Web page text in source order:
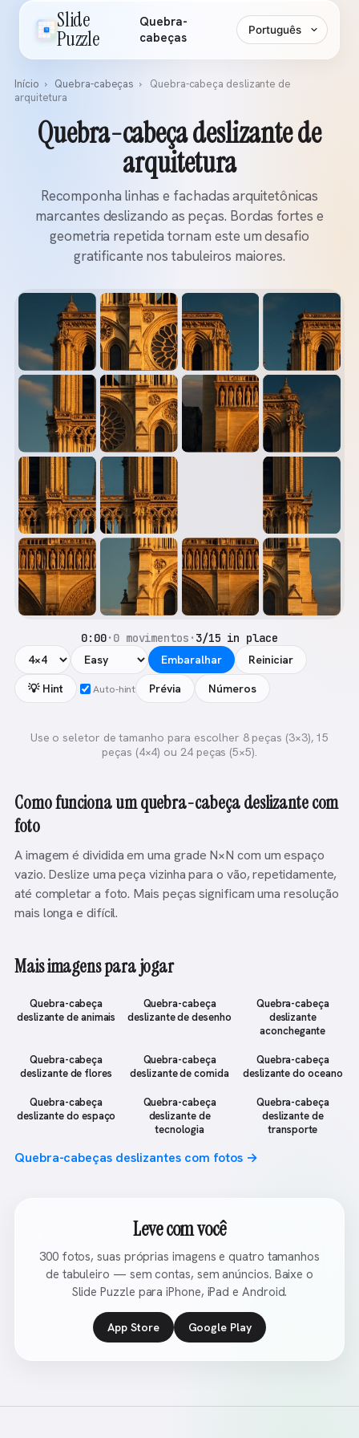
Slide
Puzzle
Quebra-
cabeças
Idioma
Início › Quebra-cabeças ›
Quebra-cabeça deslizante de
arquitetura
Quebra-cabeça deslizante de
arquitetura
Recomponha linhas e fachadas arquitetônicas
marcantes deslizando as peças. Bordas fortes e
geometria repetida tornam este um desafio
gratificante nos tabuleiros maiores.
0:00· 0 movimentos · 3/15 in place
Embaralhar
Reiniciar
💡 Hint
Auto-hint Prévia Números
Use o seletor de tamanho para escolher 8 peças (3×3), 15
peças (4×4) ou 24 peças (5×5).
Como funciona um quebra-cabeça deslizante com
foto
A imagem é dividida em uma grade N×N com um espaço
vazio. Deslize uma peça vizinha para o vão, repetidamente,
até completar a foto. Mais peças significam uma resolução
mais longa e difícil.
Mais imagens para jogar
Quebra-cabeça
deslizante de animais
Quebra-cabeça
deslizante de desenho
Quebra-cabeça
deslizante
aconchegante
Quebra-cabeça
deslizante de flores
Quebra-cabeça
deslizante de comida
Quebra-cabeça
deslizante do oceano
Quebra-cabeça
deslizante do espaço
Quebra-cabeça
deslizante de
tecnologia
Quebra-cabeça
deslizante de
transporte
Quebra-cabeças deslizantes com fotos →
Leve com você
300 fotos, suas próprias imagens e quatro tamanhos
de tabuleiro — sem contas, sem anúncios. Baixe o
Slide Puzzle para iPhone, iPad e Android.
App Store Google Play